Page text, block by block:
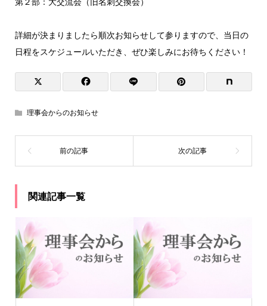
詳細が決まりましたら順次お知らせして参りますので、当日の
日程をスケジュールいただき、ぜひ楽しみにお待ちください！
理事会からのお知らせ
関連記事一覧